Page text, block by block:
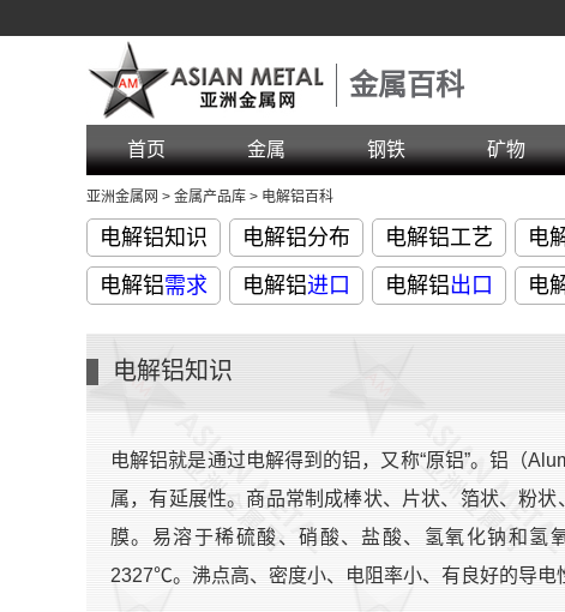
金属百科
首页 金属 钢铁 矿物
亚洲金属网 > 金属产品库 > 电解铝百科
电解铝知识 电解铝分布 电解铝工艺 电
电解铝需求 电解铝进口 电解铝出口 电
电解铝知识
电解铝就是通过电解得到的铝，又称“原铝”。铝（
属，有延展性。商品常制成棒状、片状、箔状、粉
膜。易溶于稀硫酸、硝酸、盐酸、氢氧化钠和
2327℃。沸点高、密度小、电阻率小、有良好的导